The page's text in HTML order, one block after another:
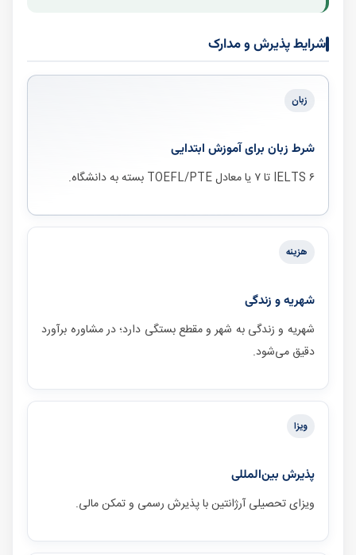
شرایط پذیرش و مدارک
زبان
شرط زبان برایآموزش ابتدایی
IELTS ۶ تا ۷ یا معادل TOEFL/PTE بسته به دانشگاه.
هزینه
شهریه و زندگی
شهریه و زندگی به شهر و مقطع بستگی دارد؛ در مشاوره برآورد
دقیق می‌شود.
ویزا
پذیرش بین‌المللی
ویزای تحصیلی آرژانتین با پذیرش رسمی و تمکن مالی.